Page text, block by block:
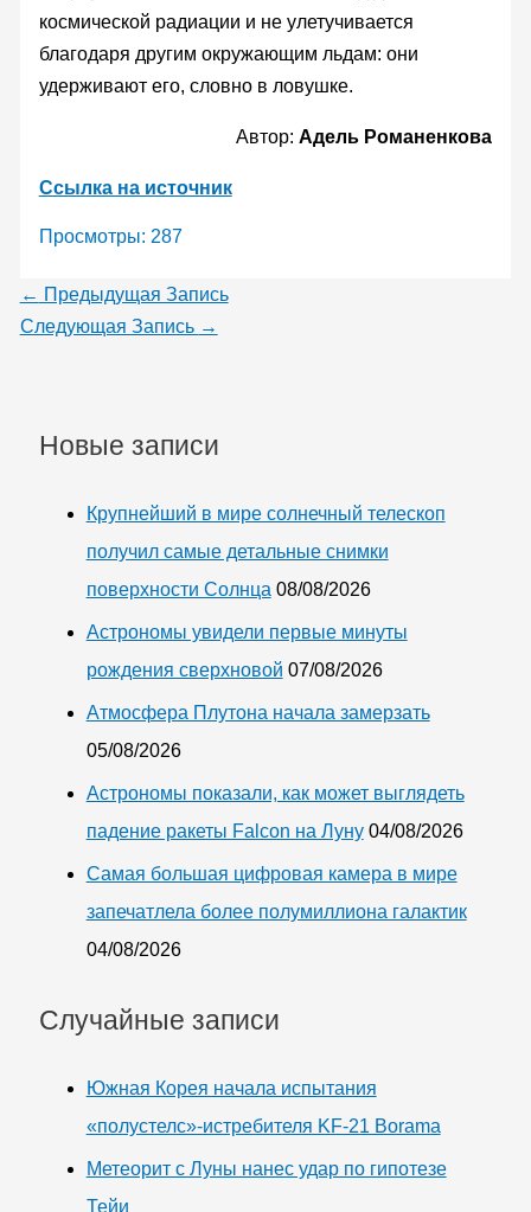
космической радиации и не улетучивается
благодаря другим окружающим льдам: они
удерживают его, словно в ловушке.
Автор:Адель Романенкова
Ссылка на источник
Просмотры: 287
← Предыдущая Запись
Следующая Запись →
Новые записи
Крупнейший в мире солнечный телескоп
получил самые детальные снимки
поверхности Солнца 08/08/2026
Астрономы увидели первые минуты
рождения сверхновой 07/08/2026
Атмосфера Плутона начала замерзать
05/08/2026
Астрономы показали, как может выглядеть
падение ракеты Falcon на Луну 04/08/2026
Самая большая цифровая камера в мире
запечатлела более полумиллиона галактик
04/08/2026
Случайные записи
Южная Корея начала испытания
«полустелс»-истребителя KF-21 Borama
Метеорит с Луны нанес удар по гипотезе
Тейи